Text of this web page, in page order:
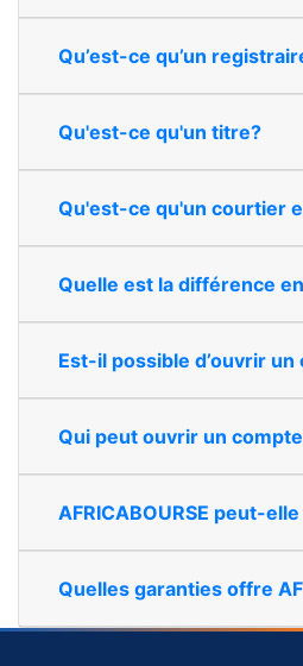
Qu’est-ce qu’un
Qu'est-ce qu'un titre?
Qu'est-ce qu'un courtier
Quelle est la différence
Est-il possible d’ouvrir
Qui peut ouvrir un compte
AFRICABOURSE peut-
Quelles garanties offre